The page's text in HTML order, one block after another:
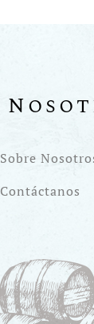
Sobre
Contáctanos